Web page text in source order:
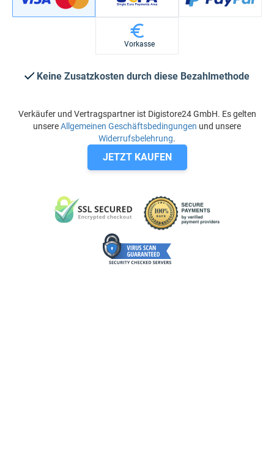
Vorkasse
Keine Zusatzkosten durch diese Bezahlmethode
Verkäufer und Vertragspartner ist Digistore24 GmbH. Es gelten
unsereAllgemeinen Geschäftsbedingungen und unsere
Widerrufsbelehrung.
JETZT KAUFEN